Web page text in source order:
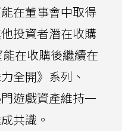
在董事會中取得
投資者潛在收購
在收購後繼續在
全開》系列、
遊戲資產維持一
共識。